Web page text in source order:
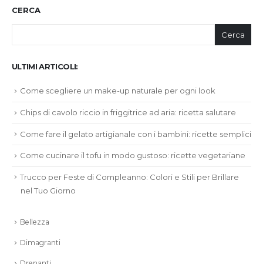
CERCA
Cerca
ULTIMI ARTICOLI:
Come scegliere un make-up naturale per ogni look
Chips di cavolo riccio in friggitrice ad aria: ricetta salutare
Come fare il gelato artigianale con i bambini: ricette semplici
Come cucinare il tofu in modo gustoso: ricette vegetariane
Trucco per Feste di Compleanno: Colori e Stili per Brillare
nel Tuo Giorno
Bellezza
Dimagranti